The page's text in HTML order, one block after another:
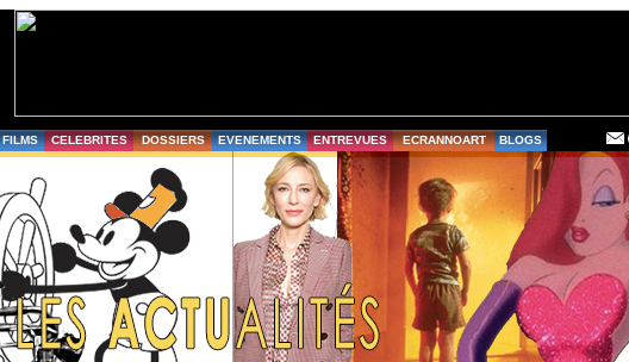
FILMS CELEBRITES DOSSIERS EVENEMENTS ENTREVUES ECRANNOART BLOGS